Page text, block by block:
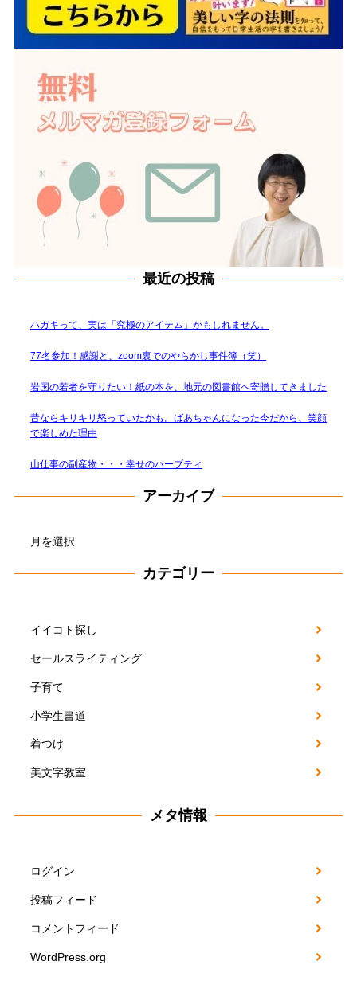
最近の投稿
ハガキって、実は「究極のアイテム」かもしれません。
77名参加！感謝と、zoom裏でのやらかし事件簿（笑）
岩国の若者を守りたい！紙の本を、地元の図書館へ寄贈してきました
昔ならキリキリ怒っていたかも。ばあちゃんになった今だから、笑顔
で楽しめた理由
山仕事の副産物・・・幸せのハーブティ
アーカイブ
カ
カテゴリー
イイコト探し
セールスライティング
子育て
小学生書道
着つけ
美文字教室
メタ情報
ログイン
投稿フィード
コメントフィード
WordPress.org